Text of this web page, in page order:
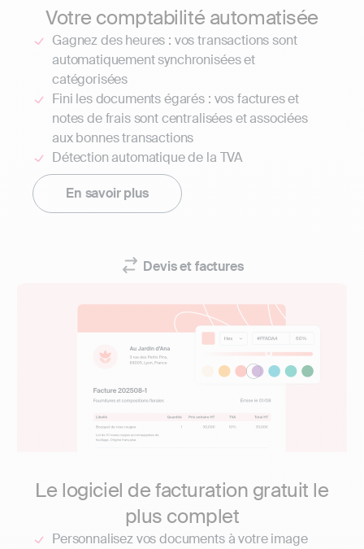
Votre comptabilité automatisée
Gagnez des heures : vos transactions sont
automatiquement synchronisées et
catégorisées
Fini les documents égarés : vos factures et
notes de frais sont centralisées et associées
aux bonnes transactions
Détection automatique de la TVA
En savoir plus
Devis et factures
Le logiciel de facturation gratuit le
plus complet
Personnalisez vos documents à votre image